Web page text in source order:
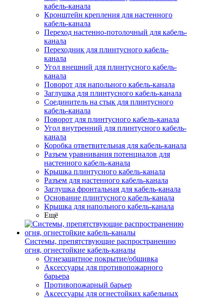
кабель-канала
Кронштейн крепления для настенного
кабель-канала
Переход настенно-потолочный для кабель-
канала
Переходник для плинтусного кабель-
канала
Угол внешний для плинтусного кабель-
канала
Поворот для напольного кабель-канала
Заглушка для плинтусного кабель-канала
Соединитель на стык для плинтусного
кабель-канала
Поворот для плинтусного кабель-канала
Угол внутренний для плинтусного кабель-
канала
Коробка ответвительная для кабель-канала
Разъем уравнивания потенциалов для
настенного кабель-канала
Крышка плинтусного кабель-канала
Разъем для настенного кабель-канала
Заглушка фронтальная для кабель-канала
Основание плинтусного кабель-канала
Крышка для напольного кабель-канала
Ещё
Системы, препятствующие распространению
огня, огнестойкие кабель-каналы
Огнезащитное покрытие/обшивка
Аксессуары для противопожарного
барьера
Противопожарный барьер
Аксессуары для огнестойких кабельных